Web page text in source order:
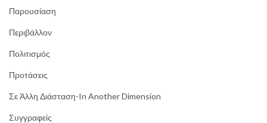
Παρουσίαση
Περιβάλλον
Πολιτισμός
Προτάσεις
Σε Άλλη Διάσταση-In Another Dimension
Συγγραφείς